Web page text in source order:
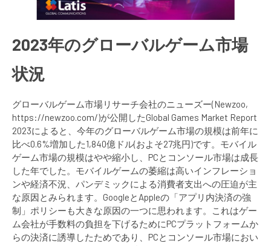
2023年のグローバルゲーム市場
状況
グローバルゲーム市場リサーチ会社のニューズー(Newzoo,
https://newzoo.com/)が公開したGlobal Games Market Report
2023によると、今年のグローバルゲーム市場の規模は前年に
比べ0.6%増加した1,840億ドル(およそ27兆円)です。モバイル
ゲーム市場の規模はやや縮小し、PCとコンソール市場は成長
した年でした。モバイルゲームの萎縮は高いインフレーショ
ンや経済不況、パンデミックによる消費者支出への圧迫が主
な原因とみられます。GoogleとAppleの「アプリ内決済の強
制」ポリシーも大きな原因の一つに思われます。これはゲー
ム会社が手数料の負担を下げるためにPCプラットフォームか
らの決済に誘導したためであり、PCとコンソール市場におい